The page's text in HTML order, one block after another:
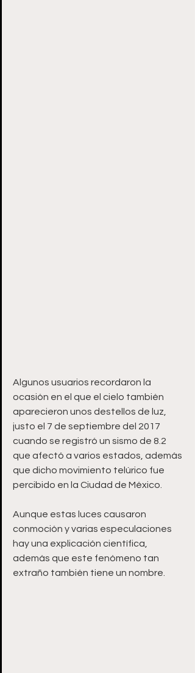
Algunos usuarios recordaron la
ocasión en el que el cielo también
aparecieron unos destellos de luz,
justo el 7 de septiembre del 2017
cuando se registró un sismo de 8.2
que afectó a varios estados, además
que dicho movimiento telúrico fue
percibido en la Ciudad de México.
Aunque estas luces causaron
conmoción y varias especulaciones
hay una explicación científica,
además que este fenómeno tan
extraño también tiene un nombre.